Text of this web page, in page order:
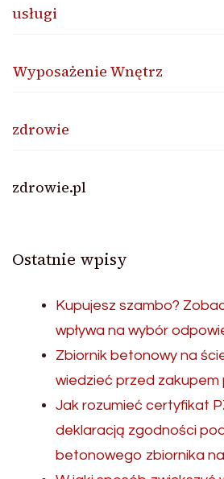
usługi
Wyposażenie Wnętrz
zdrowie
zdrowie.pl
Ostatnie wpisy
Kupujesz szambo?
wpływa na wybór
Zbiornik betonowy na
wiedzieć przed zakupem
Jak rozumieć certyfikat
deklaracją zgodności
betonowego zbiornika